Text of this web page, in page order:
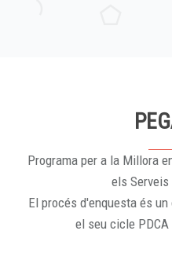
Programa per a la Millora
els
El procés d'enquesta és
el seu cicle